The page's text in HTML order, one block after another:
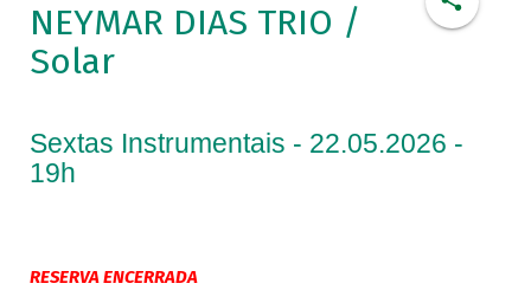
NEYMAR DIAS TRIO /
Solar
Sextas Instrumentais - 22.05.2026 -
19h
RESERVA ENCERRADA